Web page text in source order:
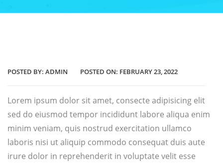
POSTED BY: ADMIN POSTED ON: FEBRUARY 23, 2022
Lorem ipsum dolor sit amet, consecte adipisicing elit
sed do eiusmod tempor incididunt labore aliqua enim
minim veniam, quis nostrud exercitation ullamco
laboris nisi ut aliquip commodo consequat duis aute
irure dolor in reprehenderit in voluptate velit esse